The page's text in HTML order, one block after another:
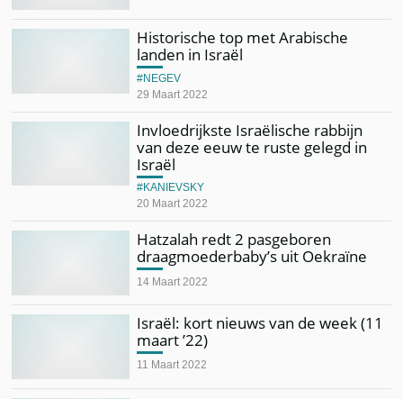
Historische top met Arabische
landen in Israël
29 Maart 2022
NEGEV
Invloedrijkste Israëlische rabbijn
van deze eeuw te ruste gelegd in
Israël
20 Maart 2022
KANIEVSKY
Hatzalah redt 2 pasgeboren
draagmoederbaby’s uit Oekraïne
14 Maart 2022
Israël: kort nieuws van de week (11
maart ’22)
11 Maart 2022